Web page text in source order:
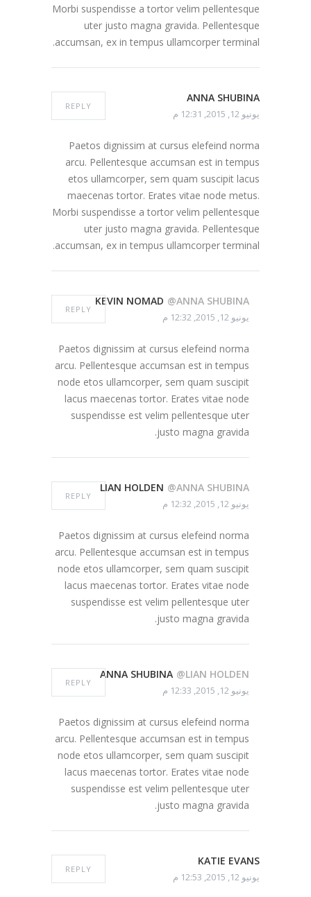
Morbi suspendisse a tortor velim pellentesque
uter justo magna gravida. Pellentesque
accumsan, ex in tempus ullamcorper terminal.
ANNA SHUBINA
يونيو 12, 2015, 12:31 م
REPLY
Paetos dignissim at cursus elefeind norma
arcu. Pellentesque accumsan est in tempus
etos ullamcorper, sem quam suscipit lacus
maecenas tortor. Erates vitae node metus.
Morbi suspendisse a tortor velim pellentesque
uter justo magna gravida. Pellentesque
accumsan, ex in tempus ullamcorper terminal.
KEVIN NOMAD @ANNA SHUBINA
يونيو 12, 2015, 12:32 م
REPLY
Paetos dignissim at cursus elefeind norma
arcu. Pellentesque accumsan est in tempus
node etos ullamcorper, sem quam suscipit
lacus maecenas tortor. Erates vitae node
suspendisse est velim pellentesque uter
justo magna gravida.
LIAN HOLDEN @ANNA SHUBINA
يونيو 12, 2015, 12:32 م
REPLY
Paetos dignissim at cursus elefeind norma
arcu. Pellentesque accumsan est in tempus
node etos ullamcorper, sem quam suscipit
lacus maecenas tortor. Erates vitae node
suspendisse est velim pellentesque uter
justo magna gravida.
ANNA SHUBINA @LIAN HOLDEN
يونيو 12, 2015, 12:33 م
REPLY
Paetos dignissim at cursus elefeind norma
arcu. Pellentesque accumsan est in tempus
node etos ullamcorper, sem quam suscipit
lacus maecenas tortor. Erates vitae node
suspendisse est velim pellentesque uter
justo magna gravida.
KATIE EVANS
يونيو 12, 2015, 12:53 م
REPLY